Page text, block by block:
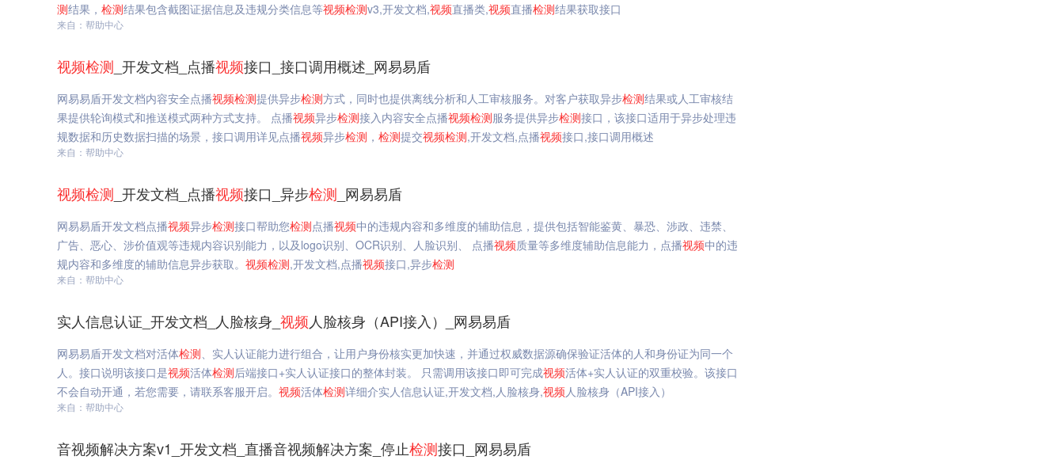
测结果， 检测结果包含截图证据信息及违规分类信息等视频检测v3,开发文档,视频直播类,视频直播检测结果获取接口
来自：帮助中心
视频检测 _开发文档_点播视频接口_接口调用概述_网易易盾
网易易盾开发文档内容安全点播视频检测提供异步检测方式，同时也提供离线分析和人工审核服务。对客户获取异步检测结果或人工审核结
果提供轮询模式和推送模式两种方式支持。 点播视频异步检测接入内容安全点播视频检测服务提供异步检测接口，该接口适用于异步处理违
规数据和历史数据扫描的场景，接口调用详见点播视频异步检测 ， 检测提交视频检测,开发文档,点播视频接口,接口调用概述
来自：帮助中心
视频检测 _开发文档_点播视频接口_异步检测 _网易易盾
网易易盾开发文档点播视频异步检测接口帮助您检测点播视频中的违规内容和多维度的辅助信息，提供包括智能鉴黄、暴恐、涉政、违禁、
广告、恶心、涉价值观等违规内容识别能力，以及logo识别、OCR识别、人脸识别、 点播视频质量等多维度辅助信息能力，点播视频中的违
规内容和多维度的辅助信息异步获取。 视频检测,开发文档,点播视频接口,异步检测
来自：帮助中心
实人信息认证_开发文档_人脸核身_ 视频人脸核身（API接入）_网易易盾
网易易盾开发文档对活体检测、实人认证能力进行组合，让用户身份核实更加快速，并通过权威数据源确保验证活体的人和身份证为同一个
人。接口说明该接口是视频活体检测后端接口+实人认证接口的整体封装。 只需调用该接口即可完成视频活体+实人认证的双重校验。该接口
不会自动开通，若您需要，请联系客服开启。 视频活体检测详细介实人信息认证,开发文档,人脸核身,视频人脸核身（API接入）
来自：帮助中心
音视频解决方案v1_开发文档_直播音视频解决方案_停止检测接口_网易易盾